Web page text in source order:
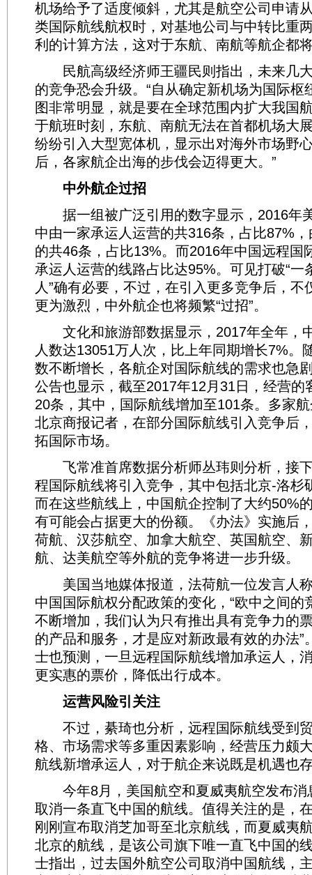
机场给予了适度倾斜，尤其是航空公司申请
类国际航线航权时，对基地公司与中转比重
利的计算方法，这对于东航、南航等航企都
民航高级经济师王疆民则指出，未来几
的竞争恐会升级。“自从确定新机场为国际枢
图非常明显，就是要在全球范围内扩大我国
于航班时刻，东航、南航无法在首都机场大
纷纷引入大型宽体机，显示出对海外市场野
后，各家航企出海的步伐会迈得更大。”
中外航企过招
据一组被广泛引用的数字显示，2016年
中由一家承运人运营的共316条，占比87%
的共46条，占比13%。而2016年中国远程国
承运人运营的线路占比达95%。可见打破“一
人”确有必要，不过，在引入更多竞争后，不
更为激烈，中外航企也将频繁“过招”。
文化和旅游部数据显示，2017年全年，
人数达13051万人次，比上年同期增长7%。
数不断增长，各航企对国际航线的需求也急
公告也显示，截至2017年12月31日，经营的
20条，其中，国际航线增加至101条。多家
北京商报记者，在部分国际航线引入竞争后
拓国际市场。
飞常准首席数据分析师丛玮则分析，接
程国际航线将引入竞争，其中包括北京-洛杉
而在这些航线上，中国航企控制了大约50%
有可能会占据更大的份额。《办法》实施后
荷航、汉莎航空、加拿大航空、英国航空、
航、达美航空等外航的竞争将进一步升级。
美国当地媒体报道，法荷航一位发言人
中国国际航权分配政策的变化，“欧中之间的
不断增加，我们认为只有推出具有竞争力的
的产品和服务，才是应对新政最有效的办法”
士也预测，一旦远程国际航线增加承运人，
更实惠的票价，降低出行成本。
运营风险引关注
不过，綦琦也分析，远程国际航线受到
格、市场需求等多重因素影响，经营压力颇
航线新增承运人，对于航企来说既是机遇也
今年8月，美国航空和夏威夷航空发布消
取消一条直飞中国的航线。值得关注的是，
刚刚宣布取消芝加哥至北京航线，而夏威夷
北京的航线，是该公司旗下唯一直飞中国的
士指出，过去国外航空公司取消中国航线，